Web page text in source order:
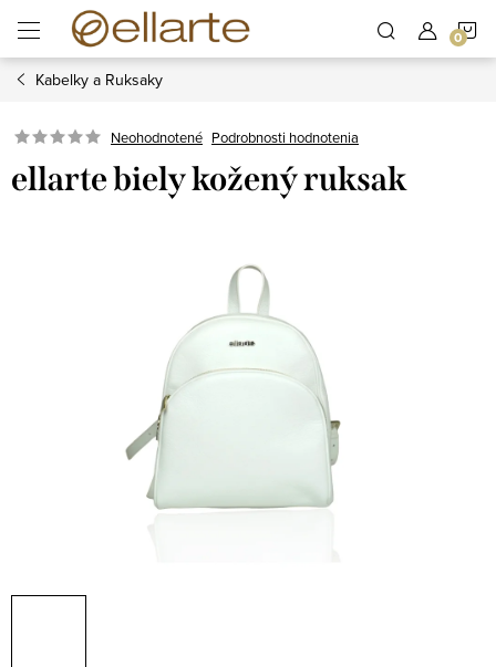
obsah
Kabelky a Ruksaky
Neohodnotené Podrobnosti hodnotenia
ellarte biely kožený ruksak